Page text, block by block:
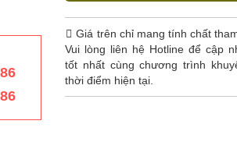
Giá trên chỉ mang tính chất
Vui lòng liên hệ Hotline để cập
tốt nhất cùng chương trình
thời điểm hiện tại.